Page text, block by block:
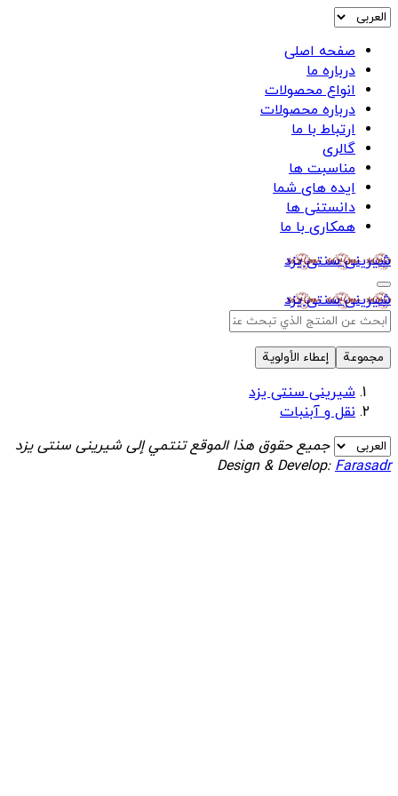
صفحه اصلی
درباره ما
انواع محصولات
درباره محصولات
ارتباط با ما
گالری
مناسبت ها
ایده های شما
دانستنی ها
همکاری با ما
شیرینی سنتی یزد
شیرینی سنتی یزد
مجموعة إعطاء الأولوية
شیرینی سنتی یزد
نقل و آبنبات
جميع حقوق هذا الموقع تنتمي إلى شیرینی سنتی یزد
Design & Develop:Farasadr